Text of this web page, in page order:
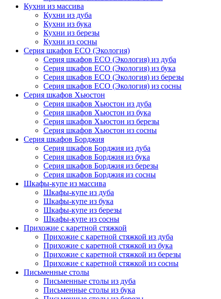
Кухни из массива
Кухни из дуба
Кухни из бука
Кухни из березы
Кухни из сосны
Серия шкафов ECO (Экология)
Серия шкафов ECO (Экология) из дуба
Серия шкафов ECO (Экология) из бука
Серия шкафов ECO (Экология) из березы
Серия шкафов ECO (Экология) из сосны
Серия шкафов Хьюстон
Серия шкафов Хьюстон из дуба
Серия шкафов Хьюстон из бука
Серия шкафов Хьюстон из березы
Серия шкафов Хьюстон из сосны
Серия шкафов Борджия
Серия шкафов Борджия из дуба
Серия шкафов Борджия из бука
Серия шкафов Борджия из березы
Серия шкафов Борджия из сосны
Шкафы-купе из массива
Шкафы-купе из дуба
Шкафы-купе из бука
Шкафы-купе из березы
Шкафы-купе из сосны
Прихожие с каретной стяжкой
Прихожие с каретной стяжкой из дуба
Прихожие с каретной стяжкой из бука
Прихожие с каретной стяжкой из березы
Прихожие с каретной стяжкой из сосны
Письменные столы
Письменные столы из дуба
Письменные столы из бука